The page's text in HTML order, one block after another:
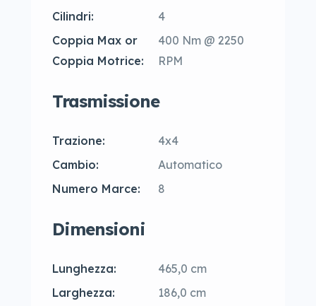
Cilindri:
4
Coppia Max or
Coppia Motrice:
400 Nm @ 2250
RPM
Trasmissione
Trazione:
4x4
Cambio:
Automatico
Numero Marce:
8
Dimensioni
Lunghezza:
465,0 cm
Larghezza:
186,0 cm